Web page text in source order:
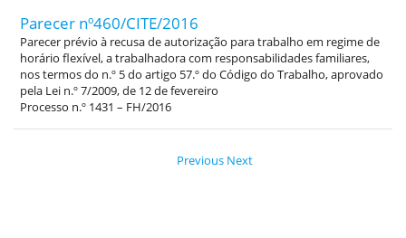
Parecer nº460/CITE/2016
Parecer prévio à recusa de autorização para trabalho em regime de
horário flexível, a trabalhadora com responsabilidades familiares,
nos termos do n.º 5 do artigo 57.º do Código do Trabalho, aprovado
pela Lei n.º 7/2009, de 12 de fevereiro
Processo n.º 1431 – FH/2016
Previous Next